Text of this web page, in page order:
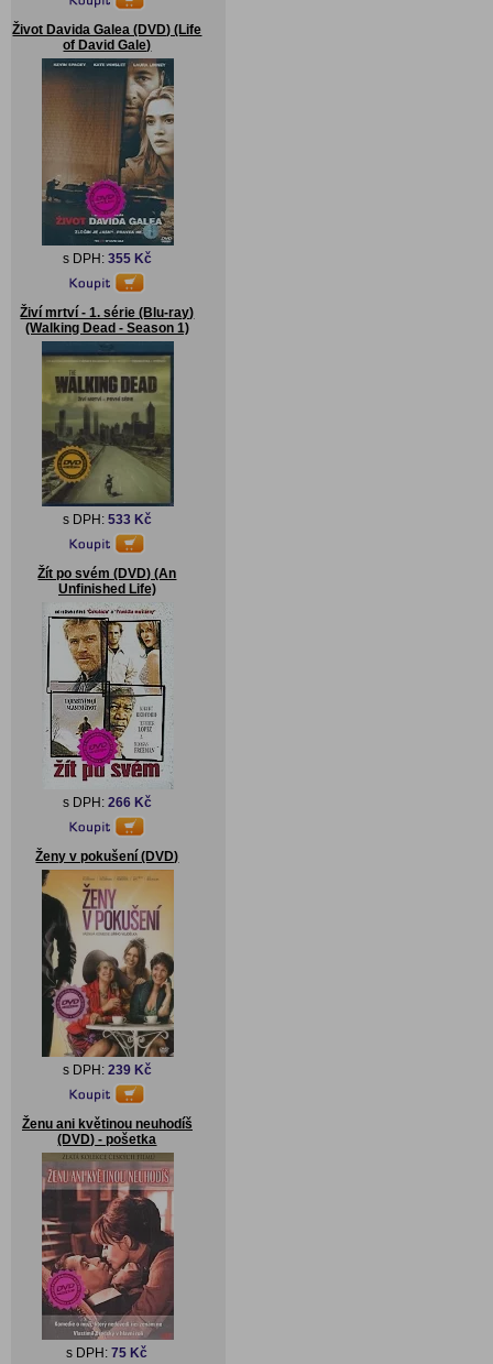
Život Davida Galea (DVD) (Life
of David Gale)
s DPH: 355 Kč
Živí mrtví - 1. série (Blu-ray)
(Walking Dead - Season 1)
s DPH: 533 Kč
Žít po svém (DVD) (An
Unfinished Life)
s DPH: 266 Kč
Ženy v pokušení (DVD)
s DPH: 239 Kč
Ženu ani květinou neuhodíš
(DVD) - pošetka
s DPH:75 Kč